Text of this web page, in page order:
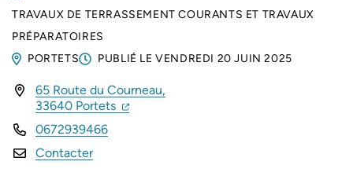
TRAVAUX DE TERRASSEMENT COURANTS ET TRAVAUX
PRÉPARATOIRES
PORTETS
PUBLIÉ LEVENDREDI 20 JUIN 2025
INFOS UTILES
65 Route du Courneau,
33640 Portets (ouverture dans un nouvel onglet)
(ouverture dans un nouvel onglet)
0672939466
Contacter